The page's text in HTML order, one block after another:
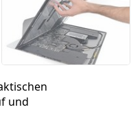
Kommentieren
und